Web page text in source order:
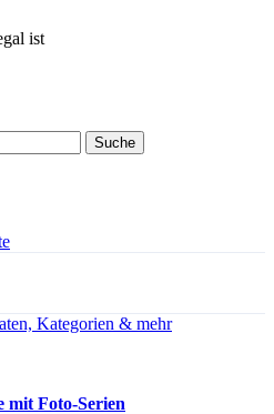
ist
Kategorien & mehr
mit Foto-Serien